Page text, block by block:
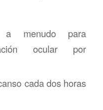
a menudo para
ocular por
cada dos horas